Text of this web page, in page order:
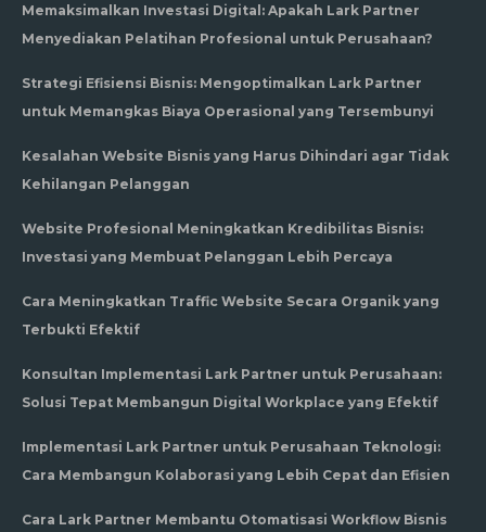
Memaksimalkan Investasi Digital: Apakah Lark Partner
Menyediakan Pelatihan Profesional untuk Perusahaan?
Strategi Efisiensi Bisnis: Mengoptimalkan Lark Partner
untuk Memangkas Biaya Operasional yang Tersembunyi
Kesalahan Website Bisnis yang Harus Dihindari agar Tidak
Kehilangan Pelanggan
Website Profesional Meningkatkan Kredibilitas Bisnis:
Investasi yang Membuat Pelanggan Lebih Percaya
Cara Meningkatkan Traffic Website Secara Organik yang
Terbukti Efektif
Konsultan Implementasi Lark Partner untuk Perusahaan:
Solusi Tepat Membangun Digital Workplace yang Efektif
Implementasi Lark Partner untuk Perusahaan Teknologi:
Cara Membangun Kolaborasi yang Lebih Cepat dan Efisien
Cara Lark Partner Membantu Otomatisasi Workflow Bisnis